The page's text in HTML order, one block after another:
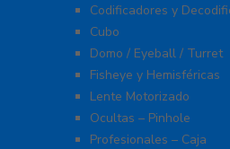
Codificadores y
Cubo
Domo / Eyeball / Turret
Fisheye y Hemisféricas
Lente Motorizado
Ocultas – Pinhole
Profesionales – Caja